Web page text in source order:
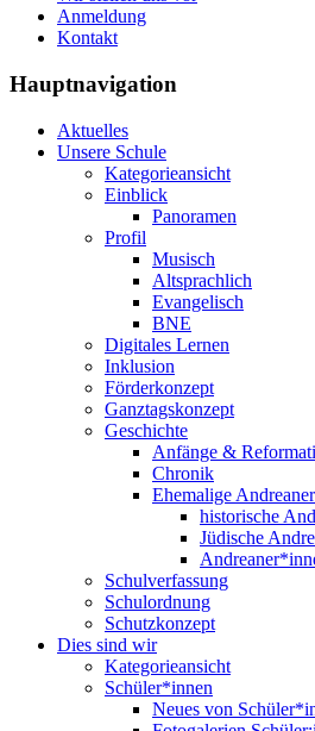
Anmeldung
Kontakt
Hauptnavigation
Aktuelles
Unsere Schule
Kategorieansicht
Einblick
Panoramen
Profil
Musisch
Altsprachlich
Evangelisch
BNE
Digitales Lernen
Inklusion
Förderkonzept
Ganztagskonzept
Geschichte
Anfänge &
Chronik
Ehemalige
historische
Jüdische
Schulverfassung
Schulordnung
Schutzkonzept
Dies sind wir
Kategorieansicht
Schüler*innen
Neues von